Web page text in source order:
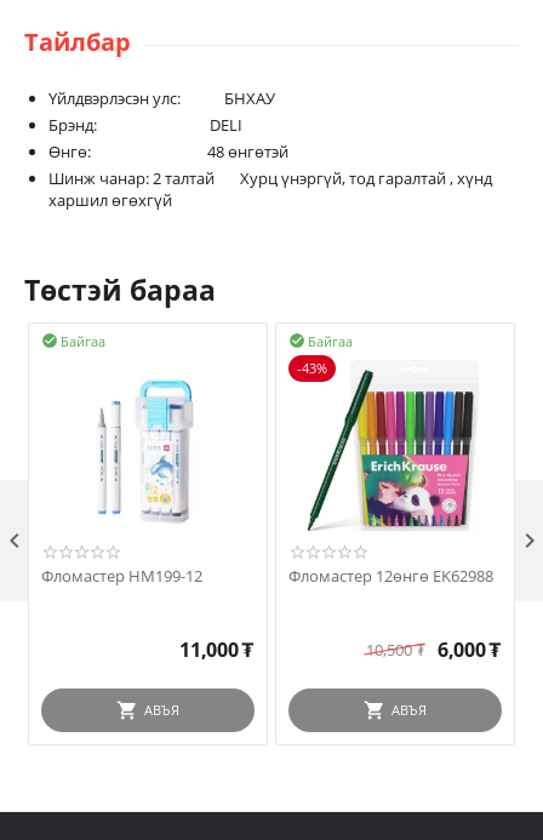
Тайлбар
Үйлдвэрлэсэн улс: БНХАУ
Брэнд: DELI
Өнгө: 48 өнгөтэй
Шинж чанар: 2 талтай Хурц үнэргүй, тод гаралтай , хүнд
харшил өгөхгүй
Төстэй бараа
Байгаа

Фломастер HM199-12
11,000₮
АВЪЯ
Байгаа

-43%
Фломастер 12өнгө EK62988
10,500₮ 6,000₮
АВЪЯ
 